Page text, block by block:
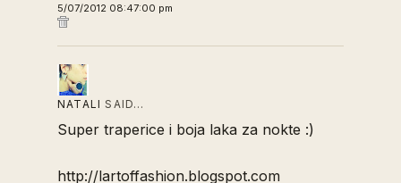
5/07/2012 08:47:00 pm
NATALI SAID…
Super traperice i boja laka za nokte :)
http://lartoffashion.blogspot.com